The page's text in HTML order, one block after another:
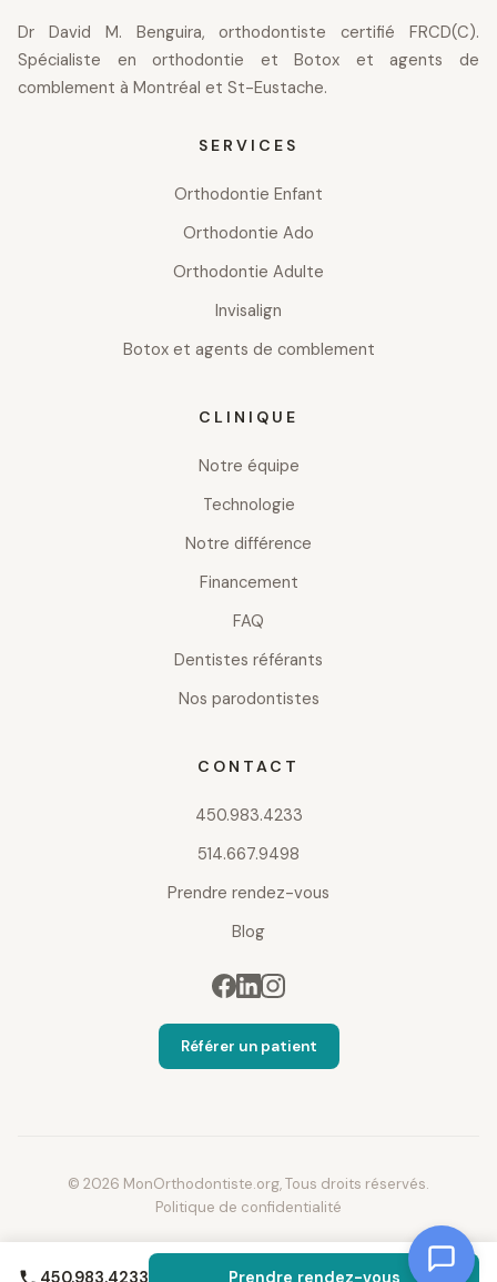
Dr David M. Benguira, orthodontiste certifié FRCD(C).
Spécialiste en orthodontie et Botox et agents de
comblement à Montréal et St-Eustache.
SERVICES
Orthodontie Enfant
Orthodontie Ado
Orthodontie Adulte
Invisalign
Botox et agents de comblement
CLINIQUE
Notre équipe
Technologie
Notre différence
Financement
FAQ
Dentistes référants
Nos parodontistes
CONTACT
450.983.4233
514.667.9498
Prendre rendez-vous
Blog
Référer un patient
© 2026 MonOrthodontiste.org, Tous droits réservés.
Politique de confidentialité
450.983.4233 Prendre rendez-vous